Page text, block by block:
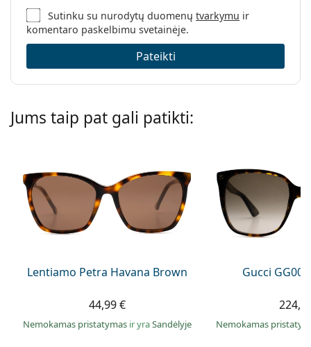
Sutinku su nurodytų duomenųtvarkymu ir
komentaro paskelbimu svetainėje.
Pateikti
Jums taip pat gali patikti:
Lentiamo Petra Havana Brown
44,99 €
Nemokamas pristatymas ir yraSandėlyje
Gucci
Nemokamas